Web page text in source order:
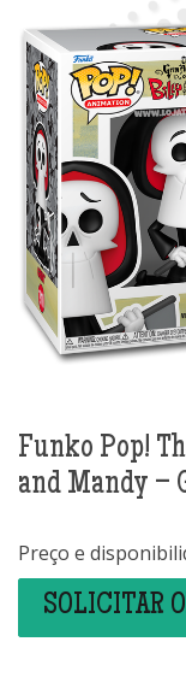
Funko Pop!
and Mandy –
Preço e
SOLICITAR